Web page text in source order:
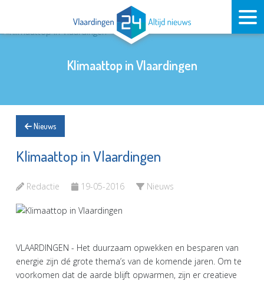
Klimaattop in Vlaardingen
Nieuws
Klimaattop in Vlaardingen
Redactie 19-05-2016 Nieuws
VLAARDINGEN - Het duurzaam opwekken en besparen van
energie zijn dé grote thema’s van de komende jaren. Om te
voorkomen dat de aarde blijft opwarmen, zijn er creatieve